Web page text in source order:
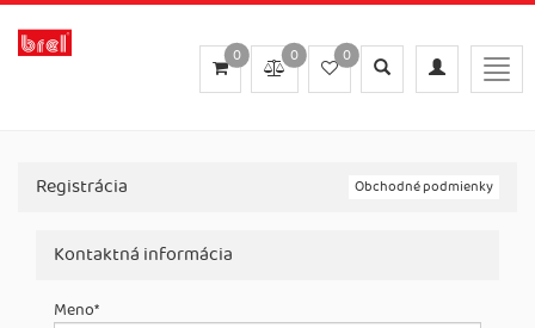
Toggle
navigation
Toggle
search
0
0
0
Registrácia Obchodné podmienky
Kontaktná informácia
Meno*